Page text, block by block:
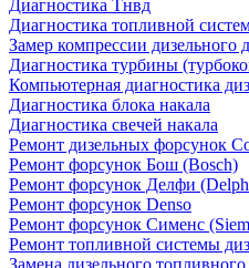
Диагностика Тнвд
Диагностика топливной
Замер компрессии дизельного
Диагностика турбины
Компьютерная диагностика
Диагностика блока накала
Диагностика свечей накала
Ремонт дизельных форсунок
Ремонт форсунок Бош (Bosch)
Ремонт форсунок Делфи
Ремонт форсунок Denso
Ремонт форсунок Сименс
Ремонт топливной системы
Замена дизельного топливного